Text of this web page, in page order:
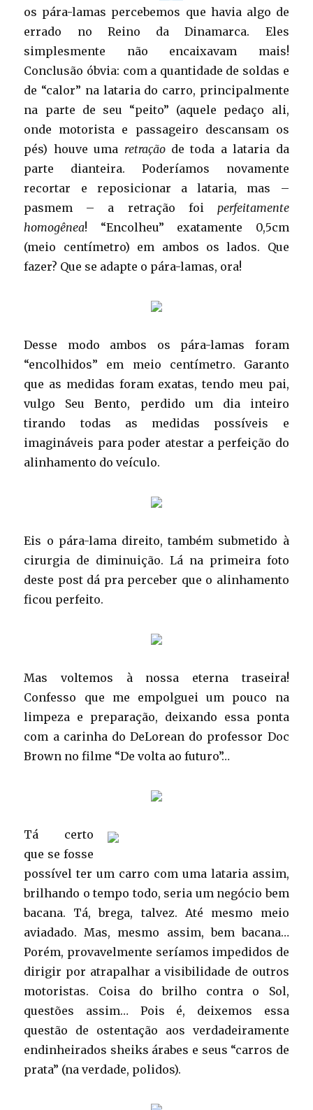
os pára-lamas percebemos que havia algo de
errado no Reino da Dinamarca. Eles
simplesmente não encaixavam mais!
Conclusão óbvia: com a quantidade de soldas e
de “calor” na lataria do carro, principalmente
na parte de seu “peito” (aquele pedaço ali,
onde motorista e passageiro descansam os
pés) houve uma retraçãode toda a lataria da
parte dianteira. Poderíamos novamente
recortar e reposicionar a lataria, mas –
pasmem – a retração foi perfeitamente
homogênea! “Encolheu” exatamente 0,5cm
(meio centímetro) em ambos os lados. Que
fazer? Que se adapte o pára-lamas, ora!
Desse modo ambos os pára-lamas foram
“encolhidos” em meio centímetro. Garanto
que as medidas foram exatas, tendo meu pai,
vulgo Seu Bento, perdido um dia inteiro
tirando todas as medidas possíveis e
imagináveis para poder atestar a perfeição do
alinhamento do veículo.
Eis o pára-lama direito, também submetido à
cirurgia de diminuição. Lá na primeira foto
deste post dá pra perceber que o alinhamento
ficou perfeito.
Mas voltemos à nossa eterna traseira!
Confesso que me empolguei um pouco na
limpeza e preparação, deixando essa ponta
com a carinha do DeLorean do professor Doc
Brown no filme “De volta ao futuro”…
Tá certo
que se fosse
possível ter um carro com uma lataria assim,
brilhando o tempo todo, seria um negócio bem
bacana. Tá, brega, talvez. Até mesmo meio
aviadado. Mas, mesmo assim, bem bacana…
Porém, provavelmente seríamos impedidos de
dirigir por atrapalhar a visibilidade de outros
motoristas. Coisa do brilho contra o Sol,
questões assim… Pois é, deixemos essa
questão de ostentação aos verdadeiramente
endinheirados sheiks árabes e seus “carros de
prata” (na verdade, polidos).